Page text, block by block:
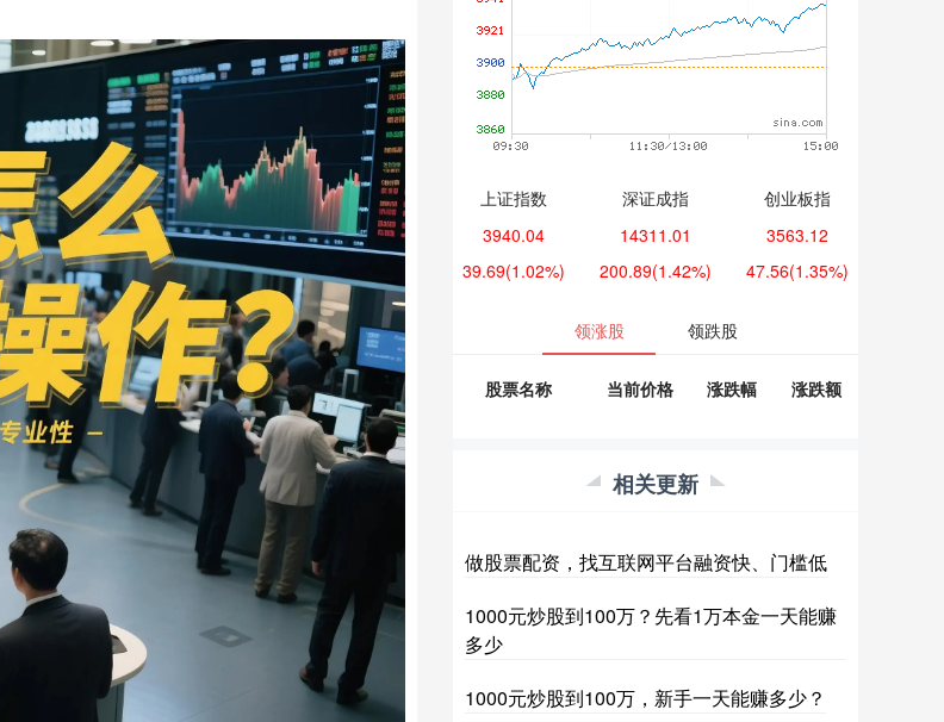
上证指数
3940.04
39.69(1.02%)
深证成指
14311.01
200.89(1.42%)
创业板指
3563.12
47.56(1.35%)
领涨股 领跌股
股票名称 当前价格 涨跌幅 涨跌额
相关更新
做股票配资，找互联网平台融资快、门槛低
1000元炒股到100万？先看1万本金一天能赚
多少
1000元炒股到100万，新手一天能赚多少？